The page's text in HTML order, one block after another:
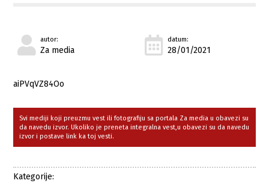
autor:
Za media
datum:
28/01/2021
aiPVqVZ84Oo
Svi mediji koji preuzmu vest ili fotografiju sa portala Za media u obavezi su
da navedu izvor. Ukoliko je preneta integralna vest,u obavezi su da navedu
izvor i postave link ka toj vesti.
Kategorije: